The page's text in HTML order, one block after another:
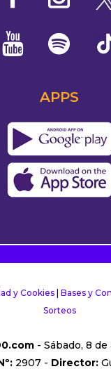
APPS
y Cookies| Bases y
Sorteos
- Sábado, 8
2907 - Director: